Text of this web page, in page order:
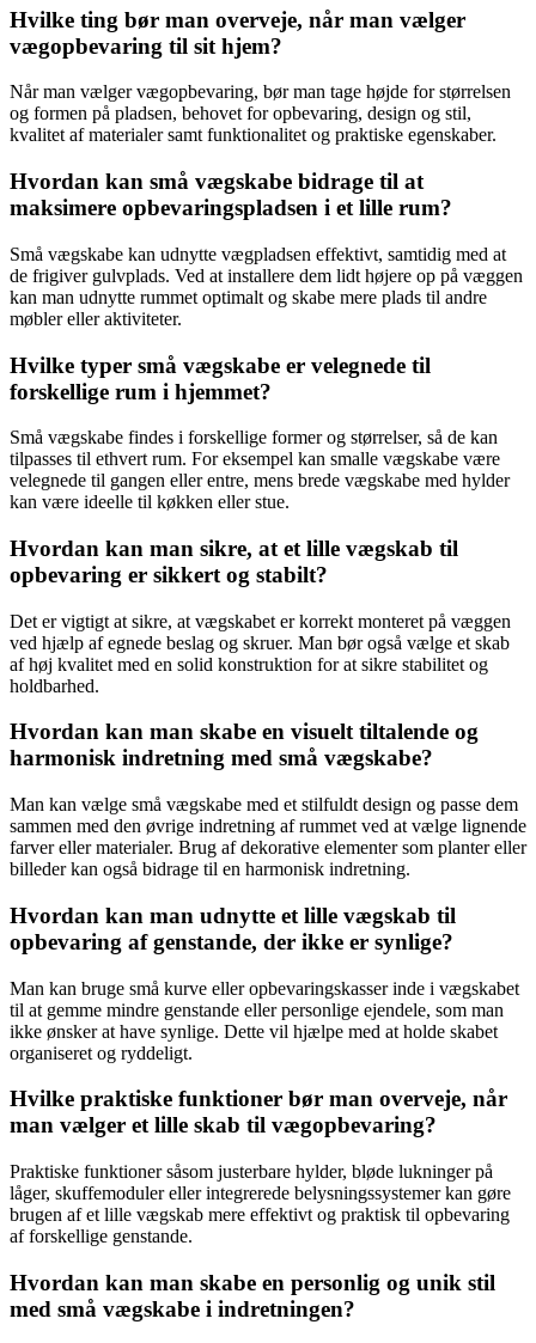
Hvilke ting bør man overveje, når man vælger
vægopbevaring til sit hjem?
Når man vælger vægopbevaring, bør man tage højde for størrelsen
og formen på pladsen, behovet for opbevaring, design og stil,
kvalitet af materialer samt funktionalitet og praktiske egenskaber.
Hvordan kan små vægskabe bidrage til at
maksimere opbevaringspladsen i et lille rum?
Små vægskabe kan udnytte vægpladsen effektivt, samtidig med at
de frigiver gulvplads. Ved at installere dem lidt højere op på væggen
kan man udnytte rummet optimalt og skabe mere plads til andre
møbler eller aktiviteter.
Hvilke typer små vægskabe er velegnede til
forskellige rum i hjemmet?
Små vægskabe findes i forskellige former og størrelser, så de kan
tilpasses til ethvert rum. For eksempel kan smalle vægskabe være
velegnede til gangen eller entre, mens brede vægskabe med hylder
kan være ideelle til køkken eller stue.
Hvordan kan man sikre, at et lille vægskab til
opbevaring er sikkert og stabilt?
Det er vigtigt at sikre, at vægskabet er korrekt monteret på væggen
ved hjælp af egnede beslag og skruer. Man bør også vælge et skab
af høj kvalitet med en solid konstruktion for at sikre stabilitet og
holdbarhed.
Hvordan kan man skabe en visuelt tiltalende og
harmonisk indretning med små vægskabe?
Man kan vælge små vægskabe med et stilfuldt design og passe dem
sammen med den øvrige indretning af rummet ved at vælge lignende
farver eller materialer. Brug af dekorative elementer som planter eller
billeder kan også bidrage til en harmonisk indretning.
Hvordan kan man udnytte et lille vægskab til
opbevaring af genstande, der ikke er synlige?
Man kan bruge små kurve eller opbevaringskasser inde i vægskabet
til at gemme mindre genstande eller personlige ejendele, som man
ikke ønsker at have synlige. Dette vil hjælpe med at holde skabet
organiseret og ryddeligt.
Hvilke praktiske funktioner bør man overveje, når
man vælger et lille skab til vægopbevaring?
Praktiske funktioner såsom justerbare hylder, bløde lukninger på
låger, skuffemoduler eller integrerede belysningssystemer kan gøre
brugen af et lille vægskab mere effektivt og praktisk til opbevaring
af forskellige genstande.
Hvordan kan man skabe en personlig og unik stil
med små vægskabe i indretningen?